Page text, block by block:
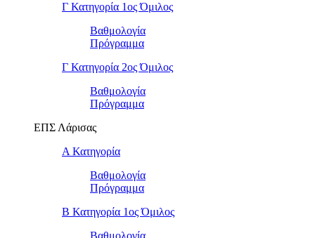
Γ Κατηγορία 1ος Όμιλος
Βαθμολογία
Πρόγραμμα
Γ Κατηγορία 2ος Όμιλος
Βαθμολογία
Πρόγραμμα
ΕΠΣ Λάρισας
Α Κατηγορία
Βαθμολογία
Πρόγραμμα
Β Κατηγορία 1ος Όμιλος
Βαθμολογία